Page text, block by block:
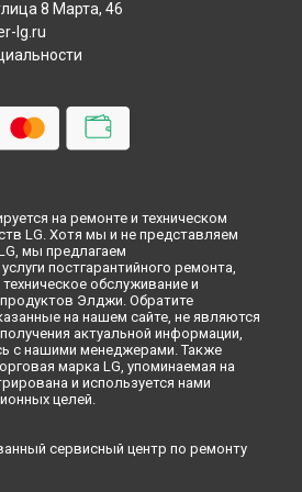
8 Марта, 46
lg.ru
на ремонте и техническом
LG. Хотя мы и не представляем
мы предлагаем
постгарантийного ремонта,
обслуживание и
Элджи. Обратите
на нашем сайте, не являются
актуальной информации,
с нашими менеджерами. Также
марка LG, упоминаемая на
и используется нами
целей.
сервисный центр по ремонту